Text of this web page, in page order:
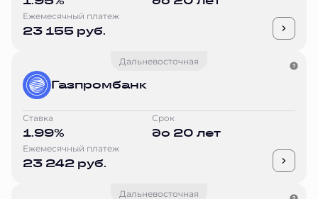
Ежемесячный платеж
23 155 руб.
Дальневосточная
Газпромбанк
Ставка
1.99%
Срок
до 20 лет
Ежемесячный платеж
23 242 руб.
Дальневосточная